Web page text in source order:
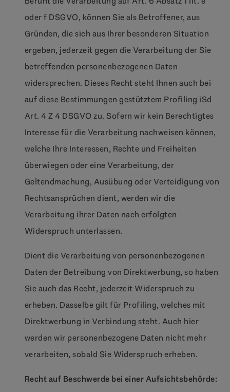
oder f DSGVO, können Sie als Betroffener, aus
Gründen, die sich aus Ihrer besonderen Situation
ergeben, jederzeit gegen die Verarbeitung der Sie
betreffenden personenbezogenen Daten
widersprechen. Dieses Recht steht Ihnen auch bei
auf diese Bestimmungen gestütztem Profiling iSd
Art. 4 Z 4 DSGVO zu. Sofern wir kein Berechtigtes
Interesse für die Verarbeitung nachweisen können,
welche Ihre Interessen, Rechte und Freiheiten
überwiegen oder eine Verarbeitung, der
Geltendmachung, Ausübung oder Verteidigung von
Rechtsansprüchen dient, werden wir die
Verarbeitung ihrer Daten nach erfolgten
Widerspruch unterlassen.
Dient die Verarbeitung von personenbezogenen
Daten der Betreibung von Direktwerbung, so haben
Sie auch das Recht, jederzeit Widerspruch zu
erheben. Dasselbe gilt für Profiling, welches mit
Direktwerbung in Verbindung steht. Auch hier
werden wir personenbezogene Daten nicht mehr
verarbeiten, sobald Sie Widerspruch erheben.
Recht auf Beschwerde bei einer Aufsichtsbehörde: